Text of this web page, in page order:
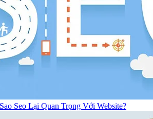
Seo Lại Quan Trọng Với Website?